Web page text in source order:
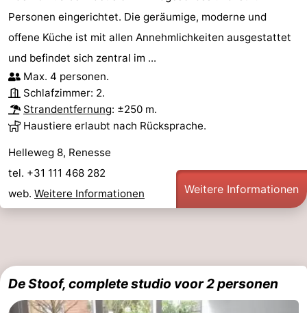
Personen eingerichtet. Die geräumige, moderne und
offene Küche ist mit allen Annehmlichkeiten ausgestattet
und befindet sich zentral im ...
Max. 4 personen.
Schlafzimmer: 2.
Strandentfernung: ±250 m.
Haustiere erlaubt nach Rücksprache.
Helleweg 8, Renesse
tel. +31 111 468 282
web. Weitere Informationen Weitere Informationen
De Stoof, complete studio voor 2 personen